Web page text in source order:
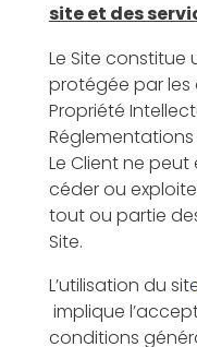
site et des
Le Site constitue
protégée par les
Propriété
Le Client ne
céder ou
tout ou partie
Site.
L’utilisation du
implique
conditions